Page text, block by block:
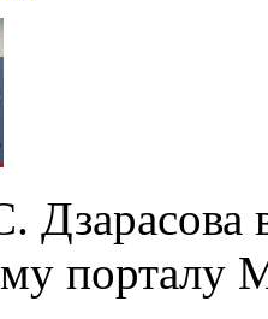
Дзарасова
порталу